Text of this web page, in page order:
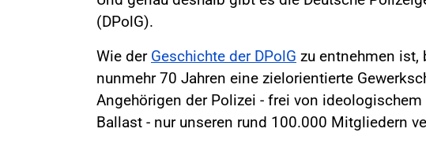
(DPolG).
Wie der Geschichte der DPolG zu entnehmen ist,
nunmehr 70 Jahren eine zielorientierte
Angehörigen der Polizei - frei von
Ballast - nur unseren rund 100.000 Mitgliedern